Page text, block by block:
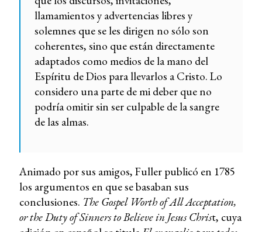
llamamientos y advertencias libres y
solemnes que se les dirigen no sólo son
coherentes, sino que están directamente
adaptados como medios de la mano del
Espíritu de Dios para llevarlos a Cristo. Lo
considero una parte de mi deber que no
podría omitir sin ser culpable de la sangre
de las almas.
Animado por sus amigos, Fuller publicó en 1785
los argumentos en que se basaban sus
conclusiones. The Gospel Worth of All Acceptation,
or the Duty of Sinners to Believe in Jesus Christ, cuya